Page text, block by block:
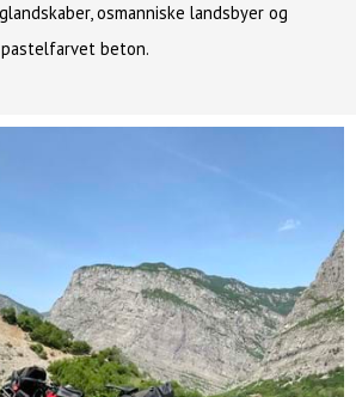
osmanniske landsbyer og
pastelfarvet beton.